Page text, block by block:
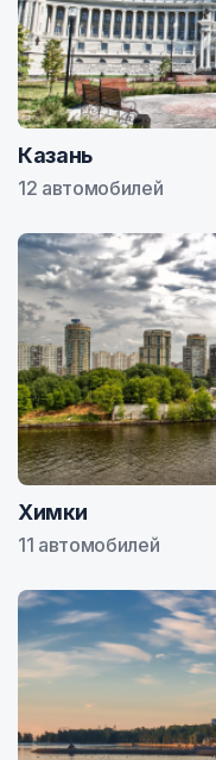
Казань
12 автомобилей
Химки
11 автомобилей